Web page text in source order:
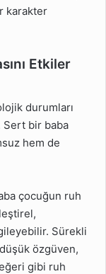
karakter
Etkiler
durumları
bir baba
hem de
çocuğun ruh
Sürekli
özgüven,
gibi ruh